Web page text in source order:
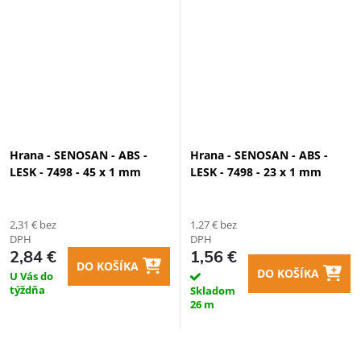
Hrana - SENOSAN - ABS -
LESK - 7498 - 45 x 1 mm
2,31 € bez
DPH
2,84 €
U Vás do
týždňa
DO KOŠÍKA
Hrana - SENOSAN - ABS -
LESK - 7498 - 23 x 1 mm
1,27 € bez
DPH
1,56 €
Skladom
26 m
DO KOŠÍKA